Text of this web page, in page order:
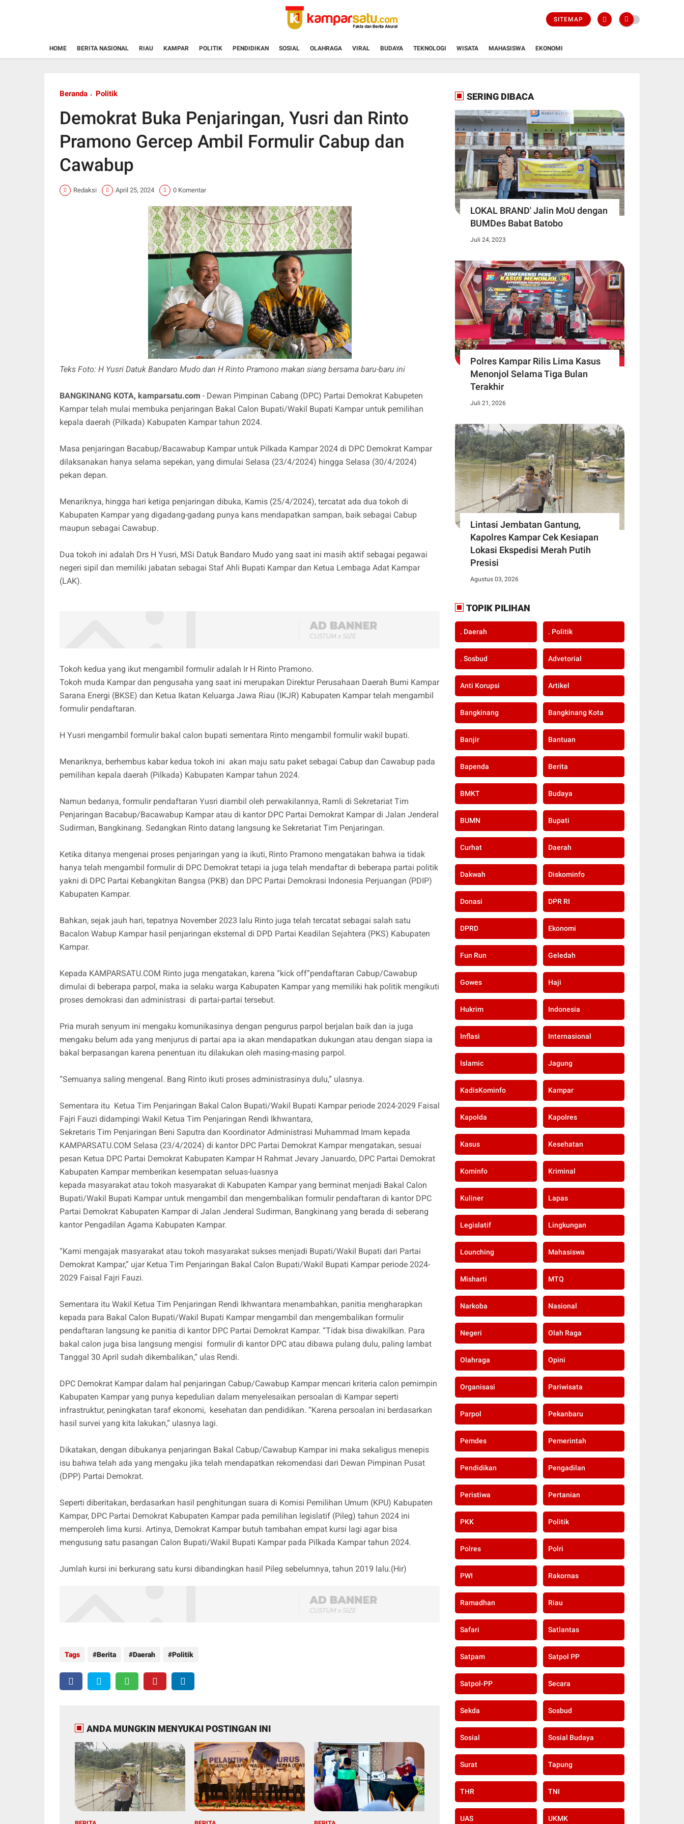
SITEMAP
HOME BERITA NASIONAL RIAU KAMPAR POLITIK PENDIDIKAN SOSIAL OLAHRAGA VIRAL BUDAYA TEKNOLOGI WISATA MAHASISWA EKONOMI
Beranda Politik
Demokrat Buka Penjaringan, Yusri dan Rinto
Pramono Gercep Ambil Formulir Cabup dan
Cawabup
Redaksi April 25, 2024 0 Komentar
Teks Foto: H Yusri Datuk Bandaro Mudo dan H Rinto Pramono makan siang bersama baru-baru ini
BANGKINANG KOTA, kamparsatu.com - Dewan Pimpinan Cabang (DPC) Partai Demokrat Kabupeten
Kampar telah mulai membuka penjaringan Bakal Calon Bupati/Wakil Bupati Kampar untuk pemilihan
kepala daerah (Pilkada) Kabupaten Kampar tahun 2024.
Masa penjaringan Bacabup/Bacawabup Kampar untuk Pilkada Kampar 2024 di DPC Demokrat Kampar
dilaksanakan hanya selama sepekan, yang dimulai Selasa (23/4/2024) hingga Selasa (30/4/2024)
pekan depan.
Menariknya, hingga hari ketiga penjaringan dibuka, Kamis (25/4/2024), tercatat ada dua tokoh di
Kabupaten Kampar yang digadang-gadang punya kans mendapatkan sampan, baik sebagai Cabup
maupun sebagai Cawabup.
Dua tokoh ini adalah Drs H Yusri, MSi Datuk Bandaro Mudo yang saat ini masih aktif sebagai pegawai
negeri sipil dan memiliki jabatan sebagai Staf Ahli Bupati Kampar dan Ketua Lembaga Adat Kampar
(LAK).
Tokoh kedua yang ikut mengambil formulir adalah Ir H Rinto Pramono.
Tokoh muda Kampar dan pengusaha yang saat ini merupakan Direktur Perusahaan Daerah Bumi Kampar
Sarana Energi (BKSE) dan Ketua Ikatan Keluarga Jawa Riau (IKJR) Kabupaten Kampar telah mengambil
formulir pendaftaran.
H Yusri mengambil formulir bakal calon bupati sementara Rinto mengambil formulir wakil bupati.
Menariknya, berhembus kabar kedua tokoh ini akan maju satu paket sebagai Cabup dan Cawabup pada
pemilihan kepala daerah (Pilkada) Kabupaten Kampar tahun 2024.
Namun bedanya, formulir pendaftaran Yusri diambil oleh perwakilannya, Ramli di Sekretariat Tim
Penjaringan Bacabup/Bacawabup Kampar atau di kantor DPC Partai Demokrat Kampar di Jalan Jenderal
Sudirman, Bangkinang. Sedangkan Rinto datang langsung ke Sekretariat Tim Penjaringan.
Ketika ditanya mengenai proses penjaringan yang ia ikuti, Rinto Pramono mengatakan bahwa ia tidak
hanya telah mengambil formulir di DPC Demokrat tetapi ia juga telah mendaftar di beberapa partai politik
yakni di DPC Partai Kebangkitan Bangsa (PKB) dan DPC Partai Demokrasi Indonesia Perjuangan (PDIP)
Kabupaten Kampar.
Bahkan, sejak jauh hari, tepatnya November 2023 lalu Rinto juga telah tercatat sebagai salah satu
Bacalon Wabup Kampar hasil penjaringan eksternal di DPD Partai Keadilan Sejahtera (PKS) Kabupaten
Kampar.
Kepada KAMPARSATU.COM Rinto juga mengatakan, karena “kick off”pendaftaran Cabup/Cawabup
dimulai di beberapa parpol, maka ia selaku warga Kabupaten Kampar yang memiliki hak politik mengikuti
proses demokrasi dan administrasi di partai-partai tersebut.
Pria murah senyum ini mengaku komunikasinya dengan pengurus parpol berjalan baik dan ia juga
mengaku belum ada yang menjurus di partai apa ia akan mendapatkan dukungan atau dengan siapa ia
bakal berpasangan karena penentuan itu dilakukan oleh masing-masing parpol.
“Semuanya saling mengenal. Bang Rinto ikuti proses administrasinya dulu,” ulasnya.
Sementara itu Ketua Tim Penjaringan Bakal Calon Bupati/Wakil Bupati Kampar periode 2024-2029 Faisal
Fajri Fauzi didampingi Wakil Ketua Tim Penjaringan Rendi Ikhwantara,
Sekretaris Tim Penjaringan Beni Saputra dan Koordinator Administrasi Muhammad Imam kepada
KAMPARSATU.COM Selasa (23/4/2024) di kantor DPC Partai Demokrat Kampar mengatakan, sesuai
pesan Ketua DPC Partai Demokrat Kabupaten Kampar H Rahmat Jevary Januardo, DPC Partai Demokrat
Kabupaten Kampar memberikan kesempatan seluas-luasnya
kepada masyarakat atau tokoh masyarakat di Kabupaten Kampar yang berminat menjadi Bakal Calon
Bupati/Wakil Bupati Kampar untuk mengambil dan mengembalikan formulir pendaftaran di kantor DPC
Partai Demokrat Kabupaten Kampar di Jalan Jenderal Sudirman, Bangkinang yang berada di seberang
kantor Pengadilan Agama Kabupaten Kampar.
“Kami mengajak masyarakat atau tokoh masyarakat sukses menjadi Bupati/Wakil Bupati dari Partai
Demokrat Kampar,” ujar Ketua Tim Penjaringan Bakal Calon Bupati/Wakil Bupati Kampar periode 2024-
2029 Faisal Fajri Fauzi.
Sementara itu Wakil Ketua Tim Penjaringan Rendi Ikhwantara menambahkan, panitia mengharapkan
kepada para Bakal Calon Bupati/Wakil Bupati Kampar mengambil dan mengembalikan formulir
pendaftaran langsung ke panitia di kantor DPC Partai Demokrat Kampar. “Tidak bisa diwakilkan. Para
bakal calon juga bisa langsung mengisi formulir di kantor DPC atau dibawa pulang dulu, paling lambat
Tanggal 30 April sudah dikembalikan,” ulas Rendi.
DPC Demokrat Kampar dalam hal penjaringan Cabup/Cawabup Kampar mencari kriteria calon pemimpin
Kabupaten Kampar yang punya kepedulian dalam menyelesaikan persoalan di Kampar seperti
infrastruktur, peningkatan taraf ekonomi, kesehatan dan pendidikan. “Karena persoalan ini berdasarkan
hasil survei yang kita lakukan,” ulasnya lagi.
Dikatakan, dengan dibukanya penjaringan Bakal Cabup/Cawabup Kampar ini maka sekaligus menepis
isu bahwa telah ada yang mengaku jika telah mendapatkan rekomendasi dari Dewan Pimpinan Pusat
(DPP) Partai Demokrat.
Seperti diberitakan, berdasarkan hasil penghitungan suara di Komisi Pemilihan Umum (KPU) Kabupaten
Kampar, DPC Partai Demokrat Kabupaten Kampar pada pemilihan legislatif (Pileg) tahun 2024 ini
memperoleh lima kursi. Artinya, Demokrat Kampar butuh tambahan empat kursi lagi agar bisa
mengusung satu pasangan Calon Bupati/Wakil Bupati Kampar pada Pilkada Kampar tahun 2024.
Jumlah kursi ini berkurang satu kursi dibandingkan hasil Pileg sebelumnya, tahun 2019 lalu.(Hir)
Tags Berita Daerah Politik
ANDA MUNGKIN MENYUKAI POSTINGAN INI
SERING DIBACA
LOKAL BRAND' Jalin MoU dengan
BUMDes Babat Batobo
Juli 24, 2023
Polres Kampar Rilis Lima Kasus
Menonjol Selama Tiga Bulan
Terakhir
Juli 21, 2026
Lintasi Jembatan Gantung,
Kapolres Kampar Cek Kesiapan
Lokasi Ekspedisi Merah Putih
Presisi
Agustus 03, 2026
TOPIK PILIHAN
. Daerah . Politik
. Sosbud Advetorial
Anti Korupsi Artikel
Bangkinang Bangkinang Kota
Banjir Bantuan
Bapenda Berita
BMKT Budaya
BUMN Bupati
Curhat Daerah
Dakwah Diskominfo
Donasi DPR RI
DPRD Ekonomi
Fun Run Geledah
Gowes Haji
Hukrim Indonesia
Inflasi Internasional
Islamic Jagung
KadisKominfo Kampar
Kapolda Kapolres
Kasus Kesehatan
Kominfo Kriminal
Kuliner Lapas
Legislatif Lingkungan
Lounching Mahasiswa
Misharti MTQ
Narkoba Nasional
Negeri Olah Raga
Olahraga Opini
Organisasi Pariwisata
Parpol Pekanbaru
Pemdes Pemerintah
Pendidikan Pengadilan
Peristiwa Pertanian
PKK Politik
Polres Polri
PWI Rakornas
Ramadhan Riau
Safari Satlantas
Satpam Satpol PP
Satpol-PP Secara
Sekda Sosbud
Sosial Sosial Budaya
Surat Tapung
THR TNI
UAS UKMK